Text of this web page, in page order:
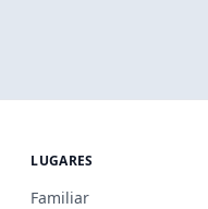
LUGARES
Familiar